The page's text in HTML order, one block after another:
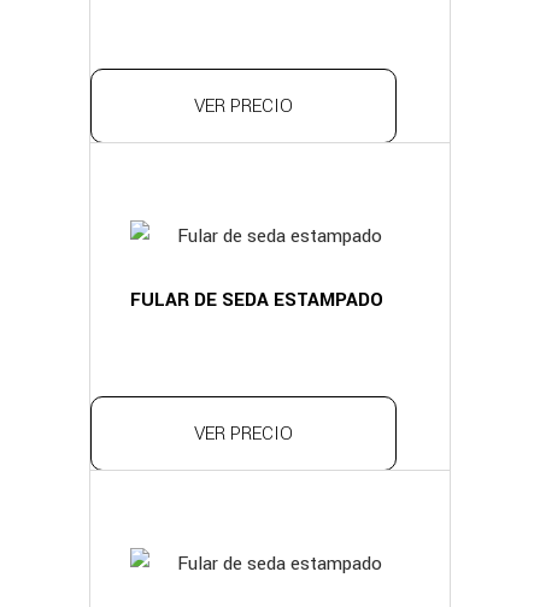
VER PRECIO
FULAR DE SEDA ESTAMPADO
VER PRECIO